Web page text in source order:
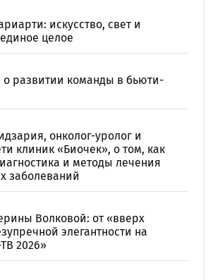
искусство, свет и
целое
развитии команды в бьюти-
онколог-уролог и
клиник «Биочек», о том, как
и методы лечения
заболеваний
Волковой: от «вверх
элегантности на
2026»